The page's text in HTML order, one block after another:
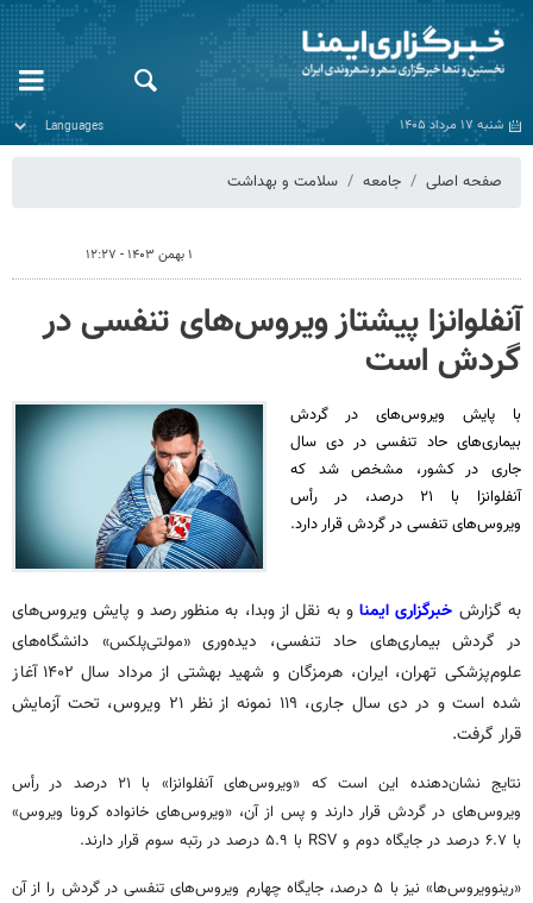
شنبه ۱۷ مرداد ۱۴۰۵
صفحه اصلی جامعه سلامت و بهداشت
۱ بهمن ۱۴۰۳ - ۱۲:۲۷
آنفلوانزا پیشتاز ویروس‌های تنفسی در
گردش است
با پایش ویروس‌های در گردش
بیماری‌های حاد تنفسی در دی سال
جاری در کشور، مشخص شد که
آنفلوانزا با ۲۱ درصد، در رأس
ویروس‌های تنفسی در گردش قرار دارد.
به گزارش خبرگزاری ایمناو به نقل از وبدا، به منظور رصد و پایش ویروس‌های
در گردش بیماری‌های حاد تنفسی، دیده‌وری «مولتی‌پلکس» دانشگاه‌های
علوم‌پزشکی تهران، ایران، هرمزگان و شهید بهشتی از مرداد سال ۱۴۰۲ آغاز
شده است و در دی سال جاری، ۱۱۹ نمونه از نظر ۲۱ ویروس، تحت آزمایش
قرار گرفت.
نتایج نشان‌دهنده این است که «ویروس‌های آنفلوانزا» با ۲۱ درصد در رأس
ویروس‌های در گردش قرار دارند و پس از آن، «ویروس‌های خانواده کرونا ویروس»
با ۶.۷ درصد در جایگاه دوم و RSV با ۵.۹ درصد در رتبه سوم قرار دارند.
«رینوویروس‌ها» نیز با ۵ درصد، جایگاه چهارم ویروس‌های تنفسی در گردش را از آن